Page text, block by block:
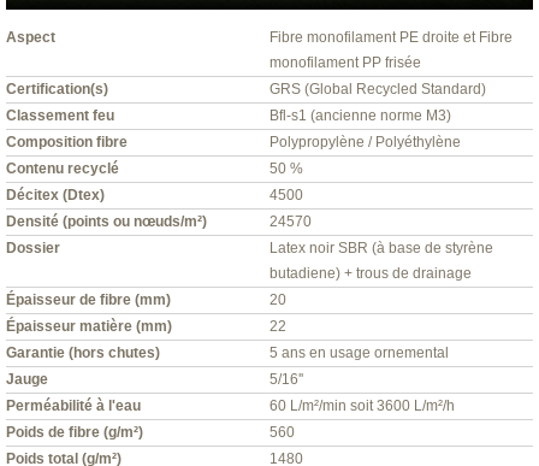
Aspect
Fibre monofilament PE droite et Fibre
monofilament PP frisée
Certification(s)
GRS (Global Recycled Standard)
Classement feu
Bfl-s1 (ancienne norme M3)
Composition fibre
Polypropylène / Polyéthylène
Contenu recyclé
50 %
Décitex (Dtex)
4500
Densité (points ou nœuds/m²)
24570
Dossier
Latex noir SBR (à base de styrène
butadiene) + trous de drainage
Épaisseur de fibre (mm)
20
Épaisseur matière (mm)
22
Garantie (hors chutes)
5 ans en usage ornemental
Jauge
5/16''
Perméabilité à l'eau
60 L/m²/min soit 3600 L/m²/h
Poids de fibre (g/m²)
560
Poids total (g/m²)
1480